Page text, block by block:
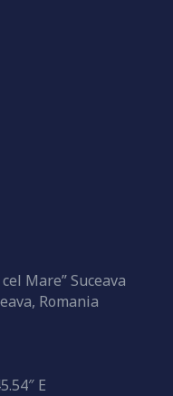
Mare” Suceava
Romania
E